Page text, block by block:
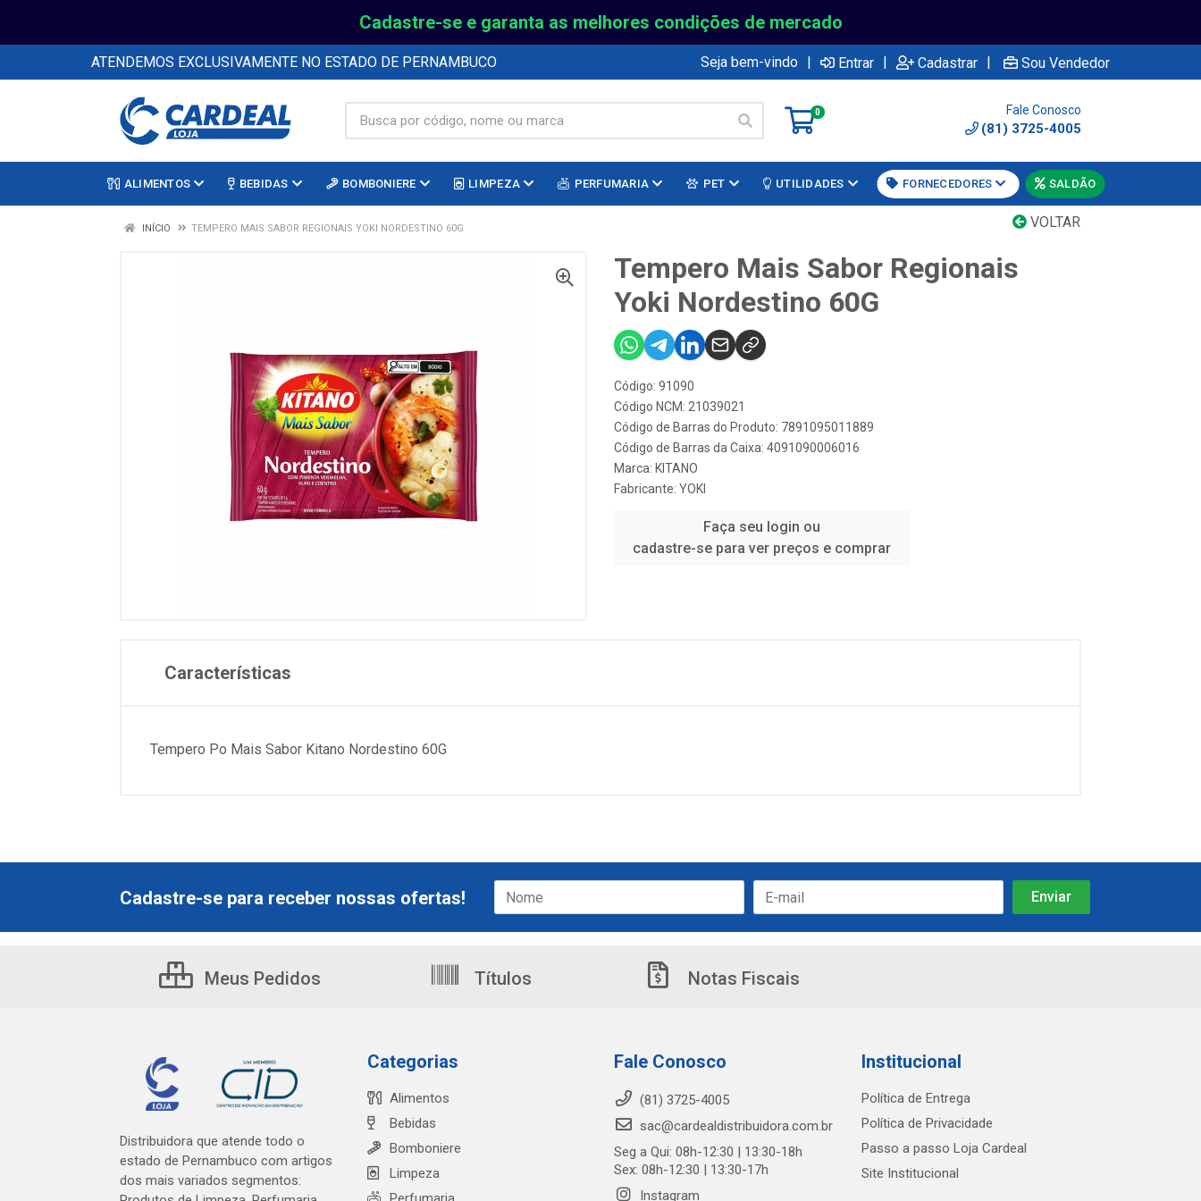
Cadastre-se e garanta as melhores condições de mercado
ATENDEMOS EXCLUSIVAMENTE NO ESTADO DE PERNAMBUCO Seja bem-vindo | Entrar | Cadastrar | Sou Vendedor
0 Fale Conosco
(81) 3725-4005
ALIMENTOS BEBIDAS BOMBONIERE LIMPEZA PERFUMARIA PET UTILIDADES FORNECEDORES SALDÃO
VOLTAR
INÍCIO TEMPERO MAIS SABOR REGIONAIS YOKI NORDESTINO 60G
Tempero Mais Sabor Regionais
Yoki Nordestino 60G
Código: 91090
Código NCM: 21039021
Código de Barras do Produto: 7891095011889
Código de Barras da Caixa: 4091090006016
Marca: KITANO
Fabricante: YOKI
Faça seu login ou
cadastre-se para ver preços e comprar
Características
Tempero Po Mais Sabor Kitano Nordestino 60G
Cadastre-se para receber nossas ofertas!
Meus Pedidos Títulos Notas Fiscais
Distribuidora que atende todo o
estado de Pernambuco com artigos
dos mais variados segmentos:
Categorias
Alimentos
Bebidas
Bomboniere
Limpeza
Fale Conosco
(81) 3725-4005
sac@cardealdistribuidora.com.br
Seg a Qui: 08h-12:30 | 13:30-18h
Sex: 08h-12:30 | 13:30-17h
Instagram
Institucional
Política de Entrega
Política de Privacidade
Passo a passo Loja Cardeal
Site Institucional